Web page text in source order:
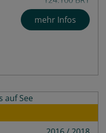
18
mehr Infos